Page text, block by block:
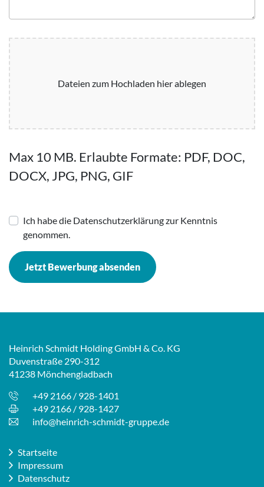
Dateien zum Hochladen hier ablegen
Max 10 MB. Erlaubte Formate: PDF, DOC,
DOCX, JPG, PNG, GIF
Ich habe die Datenschutzerklärung zur Kenntnis
genommen.
Jetzt Bewerbung absenden
Heinrich Schmidt Holding GmbH & Co. KG
Duvenstraße 290-312
41238 Mönchengladbach
+49 2166 / 928-1401
+49 2166 / 928-1427
info@heinrich-schmidt-gruppe.de
Startseite
Impressum
Datenschutz